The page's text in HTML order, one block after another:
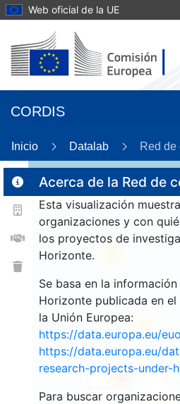
Web oficial de la UE
CORDIS
Inicio Datalab Red de
Acerca de la Red de
Esta visualización
organizaciones y con
los proyectos de
Horizonte.
Se basa en la
Horizonte publicada en
la Unión Europea:
https://data.europa.eu/
https://data.europa.eu/
research-projects-under-
Para buscar
1483